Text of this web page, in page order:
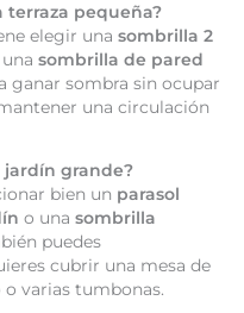
terraza pequeña?
elegir una sombrilla 2
sombrilla de pared
ganar sombra sin ocupar
una circulación
jardín grande?
bien un parasol
o una sombrilla
puedes
cubrir una mesa de
o varias tumbonas.